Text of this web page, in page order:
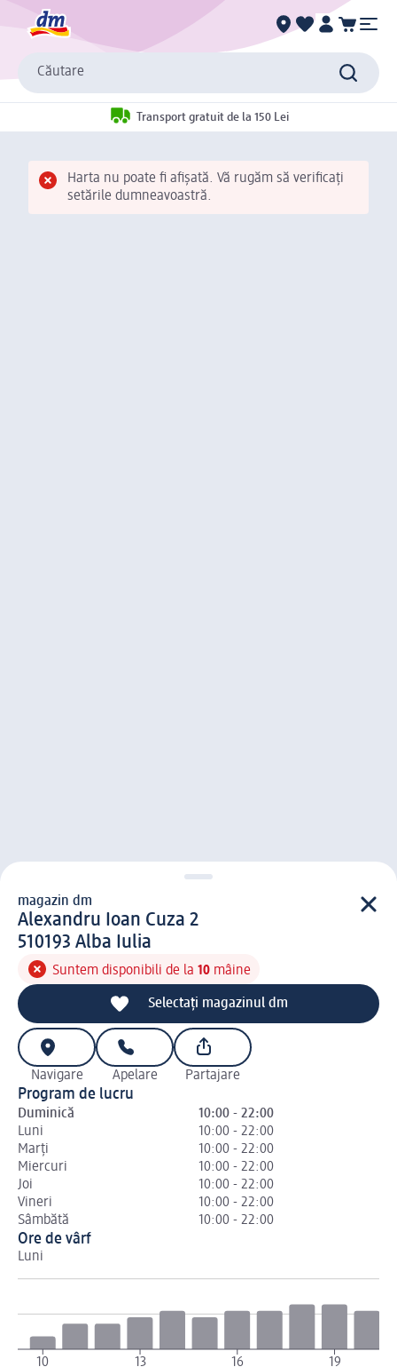
Căutare
Transport gratuit de la 150 Lei
Harta nu poate fi afișată. Vă rugăm să verificați
setările dumneavoastră.
magazin d m
magazin dm
Alexandru Ioan Cuza 2
5 1 0 1 9 3
510193 Alba Iulia
Suntem disponibili de la 10 mâine
Selectați magazinul dm
Navigare Apelare Partajare
Program de lucru
Duminică
10:00 - 22:00
Luni
10:00 - 22:00
Marți
10:00 - 22:00
Miercuri
10:00 - 22:00
Joi
10:00 - 22:00
Vineri
10:00 - 22:00
Sâmbătă
10:00 - 22:00
Ore de vârf
Luni
10 13 16 19